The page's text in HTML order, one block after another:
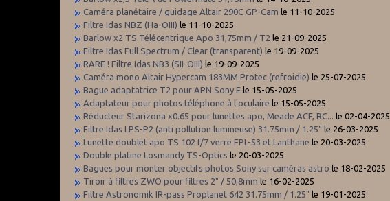
Caméra planétaire / guidage Altair 290C GP-Cam le 11-10-2025
Filtre Idas NBZ (Ha-OIII) le 11-10-2025
Barlow x2 TS Télécentrique Apo 31,75mm / T2 le 21-09-2025
Filtre Idas Full Spectrum / Clear (transparent) le 19-09-2025
RARE ! Filtre Idas NB3 (SII-OIII) le 19-09-2025
Caméra mono Altair Hypercam 183MM Protec (refroidie) le 25-07-2025
Bague adaptatrice T2 pour APN Sony E le 15-05-2025
Adaptateur pour photos téléphone à l'oculaire le 15-05-2025
Réducteur Starizona x0.65 pour lunettes apo, Meade ACF, RC... le 02-04-2025
Filtre Idas LPS-P2 (anti pollution lumineuse) 31.75mm / 1.25" le 26-03-2025
Lunette doublet apo TS 102 f/7 verre FPL-53 et Lanthane le 20-03-2025
Double platine Losmandy TS-Optics le 20-03-2025
Bagues pour monter objectifs photos Sony sur caméras astro le 18-02-2025
Tiroir à filtres ZWO pour filtres 2" / 50,8mm le 16-02-2025
Filtre Astronomik IR-pass Proplanet 642 31.75mm / 1.25" le 19-01-2025